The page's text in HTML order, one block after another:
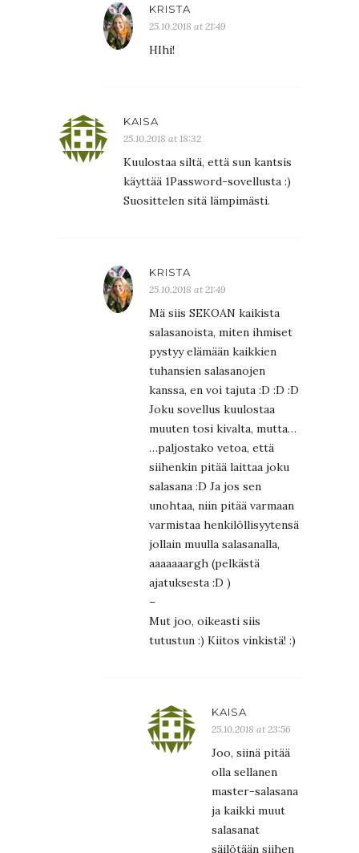
KRISTA
25.10.2018 at 21:49
HIhi!
KAISA
25.10.2018 at 18:32
Kuulostaa siltä, että sun kantsis
käyttää 1Password-sovellusta :)
Suosittelen sitä lämpimästi.
KRISTA
25.10.2018 at 21:49
Mä siis SEKOAN kaikista
salasanoista, miten ihmiset
pystyy elämään kaikkien
tuhansien salasanojen
kanssa, en voi tajuta :D :D :D
Joku sovellus kuulostaa
muuten tosi kivalta, mutta…
…paljostako vetoa, että
siihenkin pitää laittaa joku
salasana :D Ja jos sen
unohtaa, niin pitää varmaan
varmistaa henkilöllisyytensä
jollain muulla salasanalla,
aaaaaaargh (pelkästä
ajatuksesta :D )
–
Mut joo, oikeasti siis
tutustun :) Kiitos vinkistä! :)
KAISA
25.10.2018 at 23:56
Joo, siinä pitää
olla sellanen
master-salasana
ja kaikki muut
salasanat
säilötään siihen